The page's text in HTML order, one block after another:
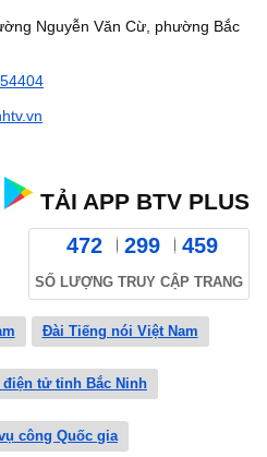
Văn Cừ, phường Bắc
TẢI APP BTV PLUS
472 299 459
SỐ LƯỢNG TRUY CẬP TRANG
Đài Tiếng nói Việt Nam
tử tỉnh Bắc Ninh
công Quốc gia